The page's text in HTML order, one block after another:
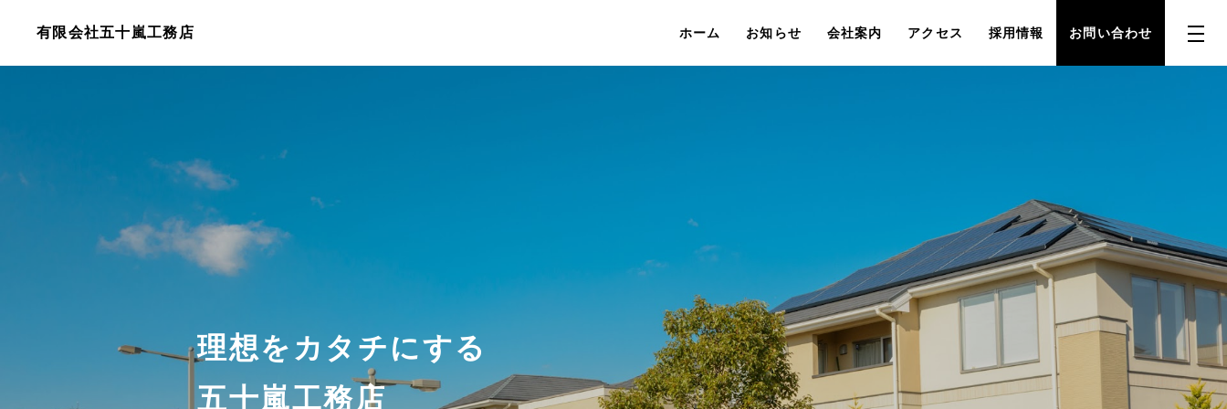
有限会社五十嵐工務店 ホーム お知らせ 会社案内 アクセス 採用情報 お問い合わせ
理想をカタチにする
五十嵐工務店